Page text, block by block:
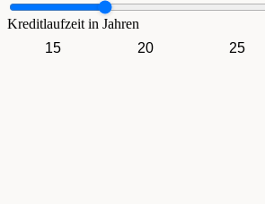
Kreditlaufzeit in Jahren
15
20 25